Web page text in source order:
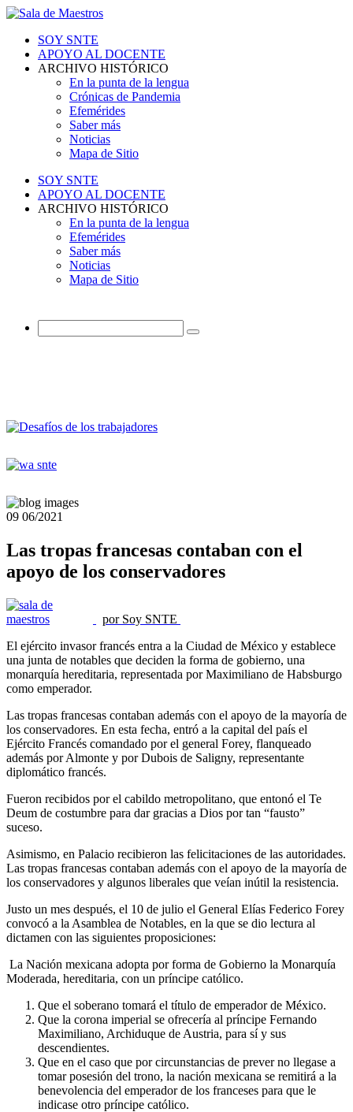
SOY SNTE
APOYO AL DOCENTE
ARCHIVO HISTÓRICO
En la punta de la lengua
Crónicas de Pandemia
Efemérides
Saber más
Noticias
Mapa de Sitio
SOY SNTE
APOYO AL DOCENTE
ARCHIVO HISTÓRICO
En la punta de la lengua
Efemérides
Saber más
Noticias
Mapa de Sitio
09 06/2021
Las tropas francesas contaban con el
apoyo de los conservadores
por Soy SNTE
El ejército invasor francés entra a la Ciudad de México y establece
una junta de notables que deciden la forma de gobierno, una
monarquía hereditaria, representada por Maximiliano de Habsburgo
como emperador.
Las tropas francesas contaban además con el apoyo de la mayoría de
los conservadores. En esta fecha, entró a la capital del país el
Ejército Francés comandado por el general Forey, flanqueado
además por Almonte y por Dubois de Saligny, representante
diplomático francés.
Fueron recibidos por el cabildo metropolitano, que entonó el Te
Deum de costumbre para dar gracias a Dios por tan “fausto”
suceso.
Asimismo, en Palacio recibieron las felicitaciones de las autoridades.
Las tropas francesas contaban además con el apoyo de la mayoría de
los conservadores y algunos liberales que veían inútil la resistencia.
Justo un mes después, el 10 de julio el General Elías Federico Forey
convocó a la Asamblea de Notables, en la que se dio lectura al
dictamen con las siguientes proposiciones:
La Nación mexicana adopta por forma de Gobierno la Monarquía
Moderada, hereditaria, con un príncipe católico.
Que el soberano tomará el título de emperador de México.
Que la corona imperial se ofrecería al príncipe Fernando
Maximiliano, Archiduque de Austria, para sí y sus
descendientes.
Que en el caso que por circunstancias de prever no llegase a
tomar posesión del trono, la nación mexicana se remitirá a la
benevolencia del emperador de los franceses para que le
indicase otro príncipe católico.